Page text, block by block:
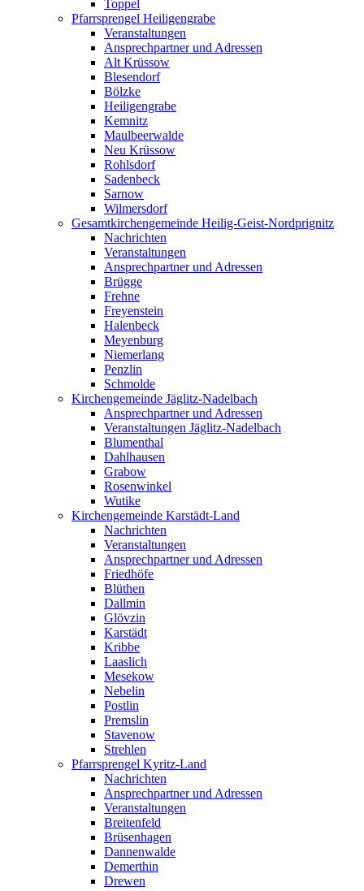
Toppel
Pfarrsprengel Heiligengrabe
Veranstaltungen
Ansprechpartner und Adressen
Alt Krüssow
Blesendorf
Bölzke
Heiligengrabe
Kemnitz
Maulbeerwalde
Neu Krüssow
Rohlsdorf
Sadenbeck
Sarnow
Wilmersdorf
Gesamtkirchengemeinde Heilig-Geist-Nordprignitz
Nachrichten
Veranstaltungen
Ansprechpartner und Adressen
Brügge
Frehne
Freyenstein
Halenbeck
Meyenburg
Niemerlang
Penzlin
Schmolde
Kirchengemeinde Jäglitz-Nadelbach
Ansprechpartner und Adressen
Veranstaltungen Jäglitz-Nadelbach
Blumenthal
Dahlhausen
Grabow
Rosenwinkel
Wutike
Kirchengemeinde Karstädt-Land
Nachrichten
Veranstaltungen
Ansprechpartner und Adressen
Friedhöfe
Blüthen
Dallmin
Glövzin
Karstädt
Kribbe
Laaslich
Mesekow
Nebelin
Postlin
Premslin
Stavenow
Strehlen
Pfarrsprengel Kyritz-Land
Nachrichten
Ansprechpartner und Adressen
Veranstaltungen
Breitenfeld
Brüsenhagen
Dannenwalde
Demerthin
Drewen